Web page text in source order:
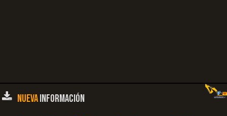
NUEVAINFORMACIÓN